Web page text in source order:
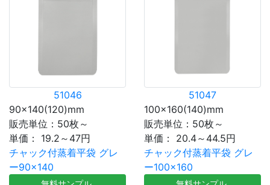
51046
90×140(120)mm
販売単位：50枚～
単価：
19.2～47円
チャック付蒸着平袋 グレ
ー90×140
51047
100×160(140)mm
販売単位：50枚～
単価：
20.4～44.5円
チャック付蒸着平袋 グレ
ー100×160